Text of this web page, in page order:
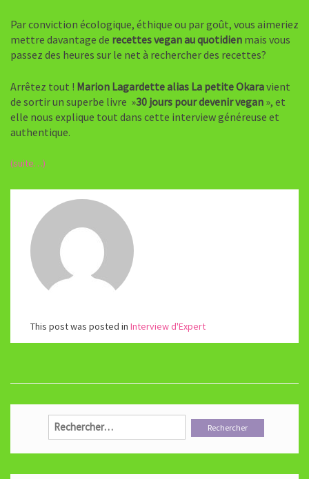
Par conviction écologique, éthique ou par goût, vous aimeriez
mettre davantage de recettes vegan au quotidien mais vous
passez des heures sur le net à rechercher des recettes?
Arrêtez tout ! Marion Lagardette alias La petite Okaravient
de sortir un superbe livre »30 jours pour devenir vegan », et
elle nous explique tout dans cette interview généreuse et
authentique.
(suite…)
This post was posted in Interview d'Expert
Rechercher :